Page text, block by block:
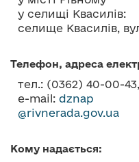
у селищі Квасилів:
селище Квасилів,
Телефон, адреса
тел.: (0362) 40-00-
e-mail: dznap
@rivnerada.gov.ua
Кому надається: